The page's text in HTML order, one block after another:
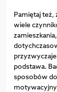
Pamiętaj też,
wiele
podstawa.
sposobów